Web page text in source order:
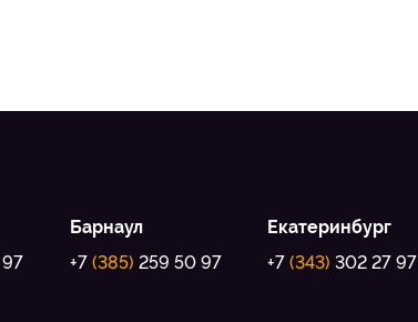
Барнаул
+7 (385) 259 50 97
Екатеринбург
+7 (343) 302 27 97